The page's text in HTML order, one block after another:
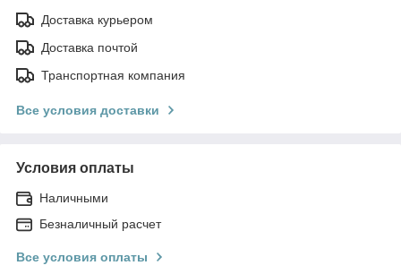
Доставка курьером
Доставка почтой
Транспортная компания
Все условия доставки
Условия оплаты
Наличными
Безналичный расчет
Все условия оплаты